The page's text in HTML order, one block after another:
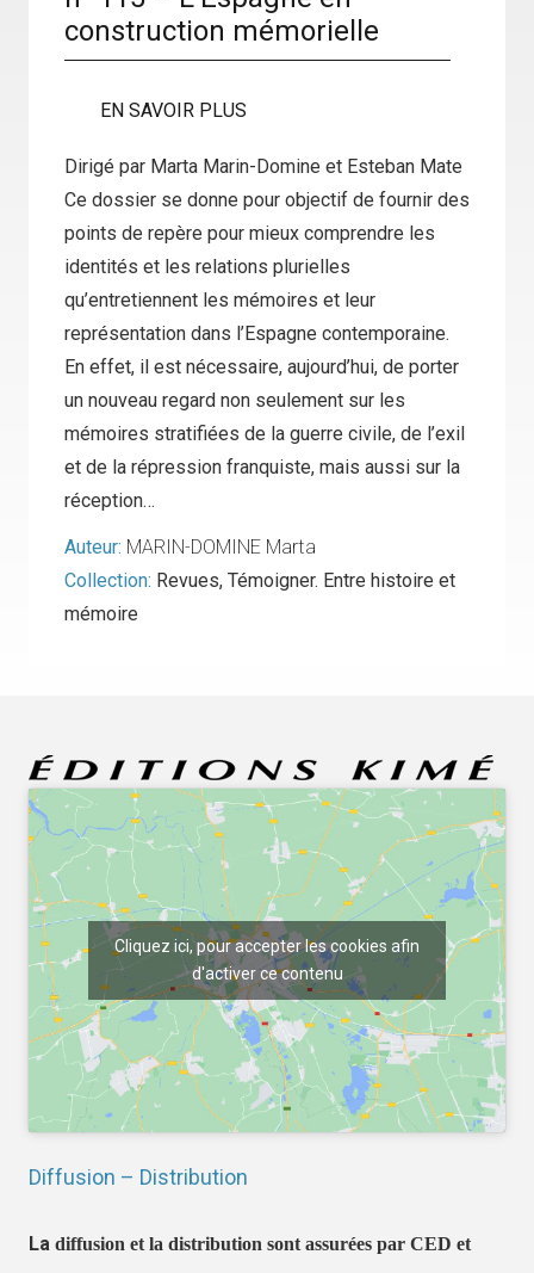
construction mémorielle
EN SAVOIR PLUS
Dirigé par Marta Marin-Domine et Esteban Mate
Ce dossier se donne pour objectif de fournir des
points de repère pour mieux comprendre les
identités et les relations plurielles
qu’entretiennent les mémoires et leur
représentation dans l’Espagne contemporaine.
En effet, il est nécessaire, aujourd’hui, de porter
un nouveau regard non seulement sur les
mémoires stratifiées de la guerre civile, de l’exil
et de la répression franquiste, mais aussi sur la
réception…
Auteur: MARIN-DOMINE Marta
Collection: Revues, Témoigner. Entre histoire et
mémoire
Cliquez ici, pour accepter les cookies afin
d'activer ce contenu
Diffusion – Distribution
La diffusion et la distribution sont assurées par CED et